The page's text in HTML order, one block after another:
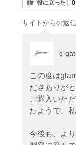
役に立った 0
サイトからの返信
e-
この度は
だきありが
ご購入いた
たようで、
今後も、よ